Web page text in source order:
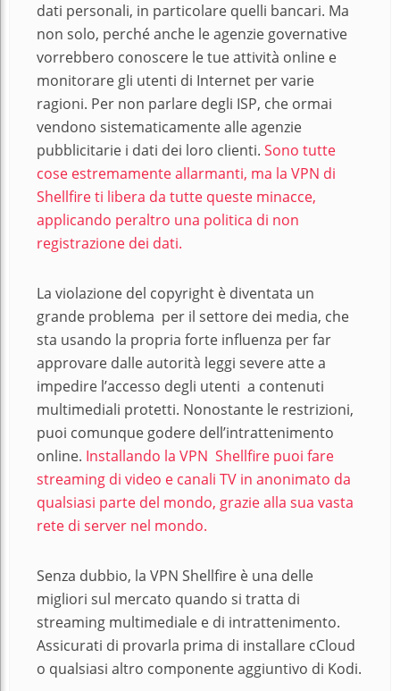
dati personali, in particolare quelli bancari. Ma
non solo, perché anche le agenzie governative
vorrebbero conoscere le tue attività online e
monitorare gli utenti di Internet per varie
ragioni. Per non parlare degli ISP, che ormai
vendono sistematicamente alle agenzie
pubblicitarie i dati dei loro clienti. Sono tutte
cose estremamente allarmanti, ma la VPN di
Shellfire ti libera da tutte queste minacce,
applicando peraltro una politica di non
registrazione dei dati.
La violazione del copyright è diventata un
grande problema per il settore dei media, che
sta usando la propria forte influenza per far
approvare dalle autorità leggi severe atte a
impedire l’accesso degli utenti a contenuti
multimediali protetti. Nonostante le restrizioni,
puoi comunque godere dell’intrattenimento
online. Installando la VPN Shellfire puoi fare
streaming di video e canali TV in anonimato da
qualsiasi parte del mondo, grazie alla sua vasta
rete di server nel mondo.
Senza dubbio, la VPN Shellfire è una delle
migliori sul mercato quando si tratta di
streaming multimediale e di intrattenimento.
Assicurati di provarla prima di installare cCloud
o qualsiasi altro componente aggiuntivo di Kodi.